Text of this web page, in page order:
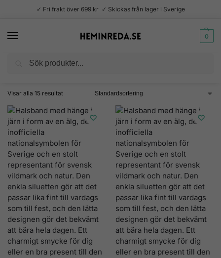
✓ Fri frakt över 699 kr ✓ Skickas från lager i Sverige
0
Produkter märkta ”älg”
Visar alla 15 resultat